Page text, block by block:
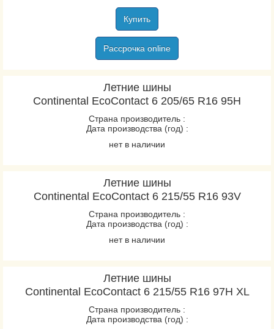
Купить
Рассрочка online
Летние шины
Continental EcoContact 6 205/65 R16 95H
Страна производитель :
Дата производства (год) :
нет в наличии
Летние шины
Continental EcoContact 6 215/55 R16 93V
Страна производитель :
Дата производства (год) :
нет в наличии
Летние шины
Continental EcoContact 6 215/55 R16 97H XL
Страна производитель :
Дата производства (год) :